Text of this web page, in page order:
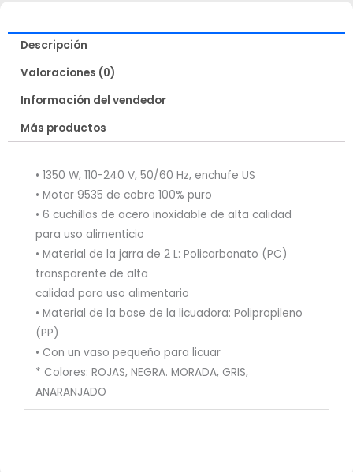
Descripción
Valoraciones (0)
Información del vendedor
Más productos
• 1350 W, 110-240 V, 50/60 Hz, enchufe US
• Motor 9535 de cobre 100% puro
• 6 cuchillas de acero inoxidable de alta calidad
para uso alimenticio
• Material de la jarra de 2 L: Policarbonato (PC)
transparente de alta
calidad para uso alimentario
• Material de la base de la licuadora: Polipropileno
(PP)
• Con un vaso pequeño para licuar
* Colores: ROJAS, NEGRA. MORADA, GRIS,
ANARANJADO